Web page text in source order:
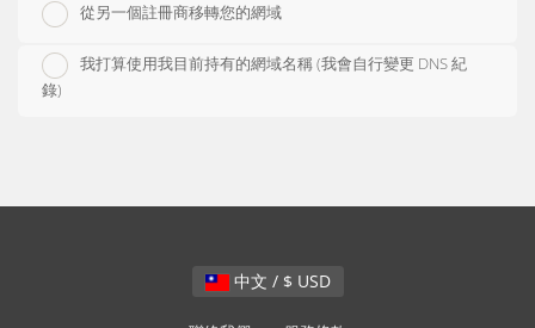
從另一個註冊商移轉您的網域
我打算使用我目前持有的網域名稱 (我會自行變更 DNS 紀
錄)
中文 / $ USD